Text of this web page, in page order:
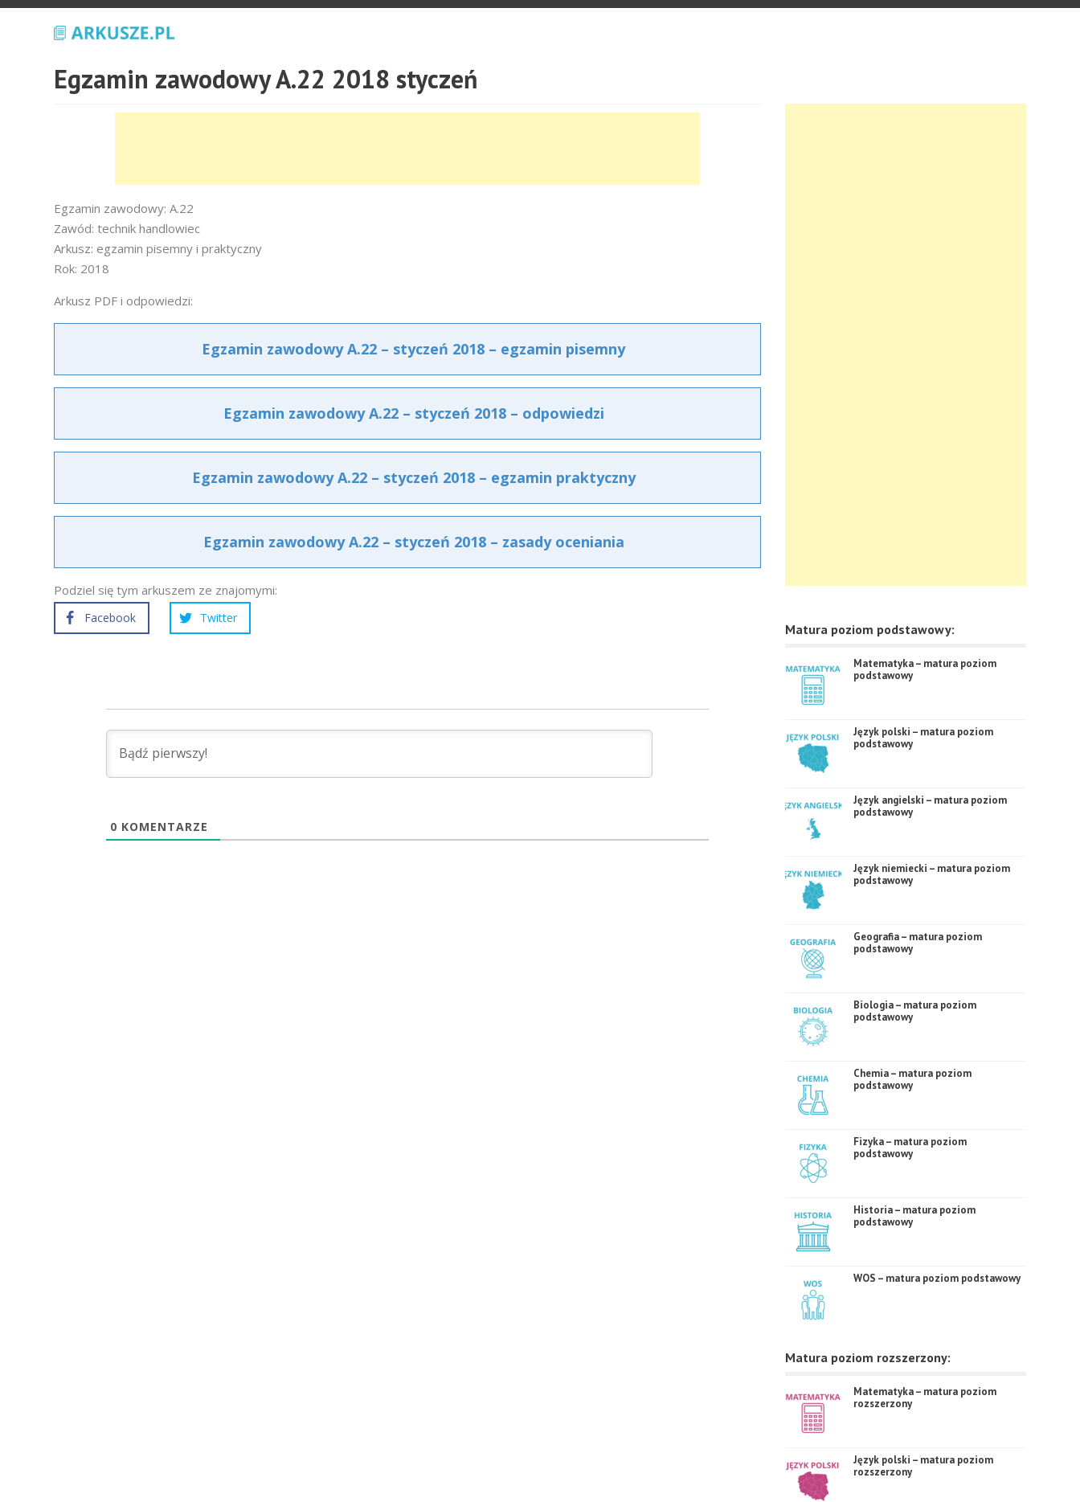
Egzamin zawodowy A.22 2018 styczeń
Egzamin zawodowy: A.22
Zawód: technik handlowiec
Arkusz: egzamin pisemny i praktyczny
Rok: 2018
Arkusz PDF i odpowiedzi:
Egzamin zawodowy A.22 – styczeń 2018 – egzamin pisemny
Egzamin zawodowy A.22 – styczeń 2018 – odpowiedzi
Egzamin zawodowy A.22 – styczeń 2018 – egzamin praktyczny
Egzamin zawodowy A.22 – styczeń 2018 – zasady oceniania
Podziel się tym arkuszem ze znajomymi:
Facebook Twitter
0 KOMENTARZE
Matura poziom podstawowy:
Matematyka – matura poziom
podstawowy
Język polski – matura poziom
podstawowy
Język angielski – matura poziom
podstawowy
Język niemiecki – matura poziom
podstawowy
Geografia – matura poziom
podstawowy
Biologia – matura poziom
podstawowy
Chemia – matura poziom
podstawowy
Fizyka – matura poziom
podstawowy
Historia – matura poziom
podstawowy
WOS – matura poziom podstawowy
Matura poziom rozszerzony:
Matematyka – matura poziom
rozszerzony
Język polski – matura poziom
rozszerzony